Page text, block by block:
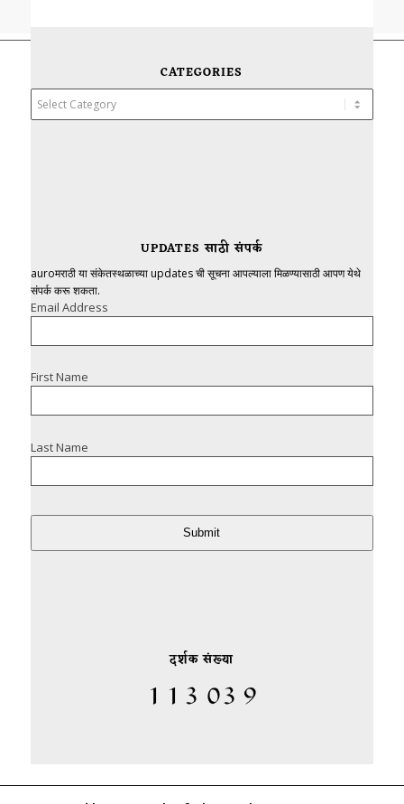
CATEGORIES
Categories
UPDATES साठी संपर्क
auroमराठी या संकेतस्थळाच्या updates ची सूचना आपल्याला मिळण्यासाठी आपण येथे
संपर्क करू शकता.
Email Address
First Name
Last Name
Submit
दर्शक संख्या